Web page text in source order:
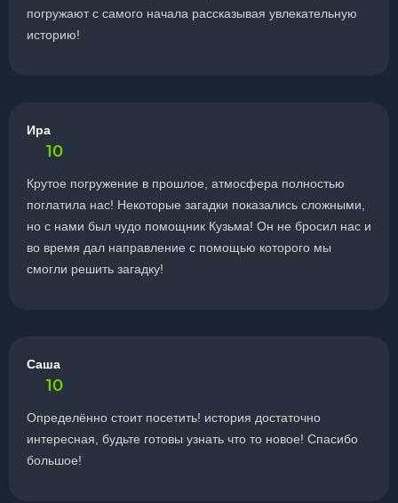
погружают с самого начала рассказывая увлекательную
историю!
Ира
10
Крутое погружение в прошлое, атмосфера полностью
поглатила нас! Некоторые загадки показались сложными,
но с нами был чудо помощник Кузьма! Он не бросил нас и
во время дал направление с помощью которого мы
смогли решить загадку!
Саша
10
Определённо стоит посетить! история достаточно
интересная, будьте готовы узнать что то новое! Спасибо
большое!